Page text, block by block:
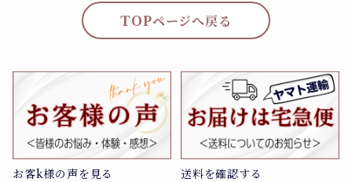
TOPページへ戻る
お客k様の声を見る 送料を確認する